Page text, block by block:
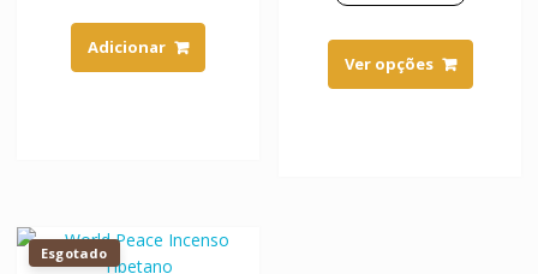
Adicionar
Ver opções
This
has
Esgotado